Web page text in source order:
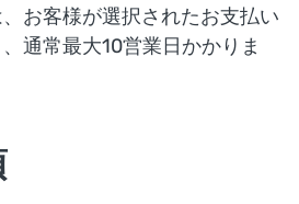
お客様が選択されたお支払い
通常最大10営業日かかりま